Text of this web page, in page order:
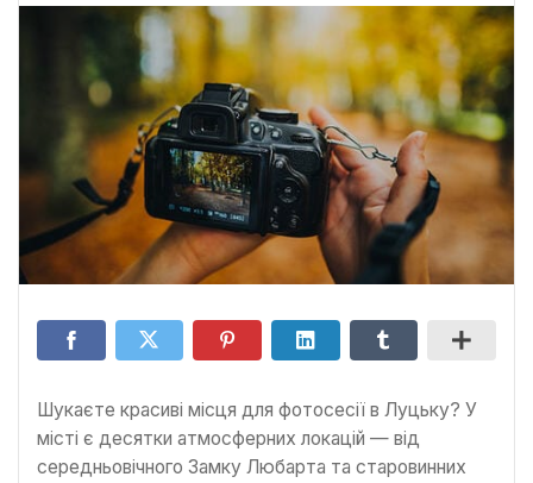
Шукаєте красиві місця для фотосесії в Луцьку? У
місті є десятки атмосферних локацій — від
середньовічного Замку Любарта та старовинних